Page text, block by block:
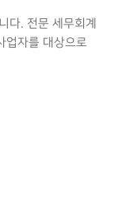
다. 전문 세무회계
업자를 대상으로